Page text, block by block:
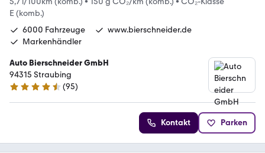
E (komb.)
6000 Fahrzeuge
www.bierschneider.de
Markenhändler
Auto Bierschneider GmbH
94315 Straubing
4.6 Sterne
(95)
Kontakt Parken